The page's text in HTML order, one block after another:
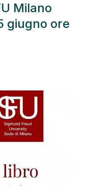
Milano
giugno ore